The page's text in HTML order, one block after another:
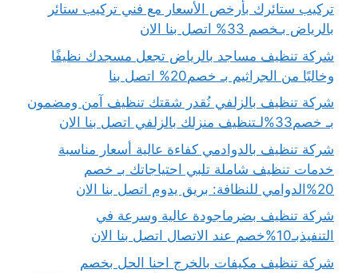
تركيب ستائرك بأرخص الأسعار مع فني تركيب ستائر
بالرياض بـخصم 33% اتصل بنا الان
شركة تنظيف مساجد بالرياض تجعل مسجدك نظيفًا
وخاليًا من الجراثيم بـ خصم20% اتصل بنا
شركة تنظيف بالزلفي نُقدر شقتك تنظيف آمن ومضمون
بـ خصم33%لـتنظيف منزلك بالزلفي اتصل بنا الان
شركة تنظيف بالدوادمي كفاءة عالية أسعار مناسبة
خدمات تنظيف شاملة تلبي احتياجاتك بـ خصم
20%الدوامي للنظافة: بريق يدوم اتصل بنا الان
شركة تنظيف بضرماجودة عالية وسرعة في
التنفيذبـ10%خصم عند الاتصال اتصل بنا الان
شركة تنظيف مكيفات بالخرج احنا الحل بخصم